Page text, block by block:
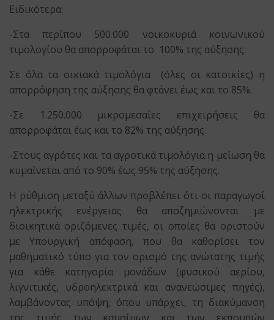
Ειδικότερα:
-Στα περίπου 500.000 νοικοκυριά κοινωνικού
τιμολογίου θα απορροφάται το 100% της αύξησης.
Σε όλα τα οικιακά τιμολόγια (όλες οι κατοικίες) η
απορρόφηση της αύξησης θα φτάνει έως και το 85%.
-Σε 1.250.000 μικρομεσαίες επιχειρήσεις θα
απορροφάται έως και το 82% της αύξησης.
-Στους αγρότες και τα αγροτικά τιμολόγια η μείωση θα
κυμαίνεται από το 90% έως 95% της αύξησης.
Η ρύθμιση μεταξύ άλλων προβλέπει ότι οι παραγωγοί
ηλεκτρικής ενέργειας θα αποζημιώνονται με
διοικητικά οριζόμενες τιμές, οι οποίες θα οριστούν
με Υπουργική απόφαση, που θα καθορίσει τον
μαθηματικό τύπο για τον ορισμό της ανώτατης τιμής
για κάθε κατηγορία μονάδων (φυσικού αερίου,
λιγνιτικές, υδροηλεκτρικά και ανανεώσιμες πηγές),
λαμβάνοντας υπόψη, όπου υπάρχει, τη διακύμανση